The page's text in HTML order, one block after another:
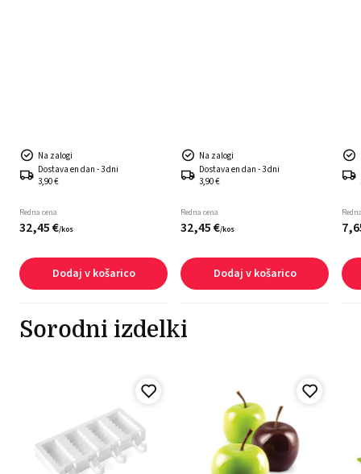
Na zalogi
Dostava en dan - 3 dni
3,90 €
Redna cena
32,45€/kos
Dodaj v košarico
Na zalogi
Dostava en dan - 3 dni
3,90 €
Redna cena
32,45€/kos
Dodaj v košarico
7,
Sorodni izdelki